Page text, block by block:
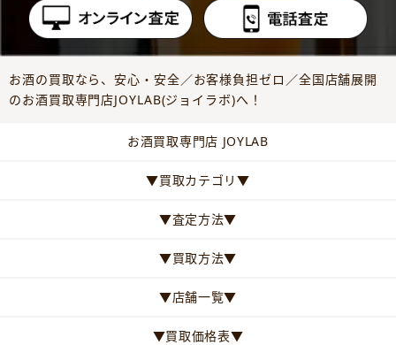
お酒の買取なら、安心・安全／お客様負担ゼロ／全国店舗展開
のお酒買取専門店JOYLAB(ジョイラボ)へ！
お酒買取専門店 JOYLAB
▼買取カテゴリ▼
▼査定方法▼
▼買取方法▼
▼店舗一覧▼
▼買取価格表▼